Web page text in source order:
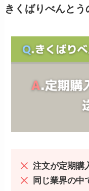
きくばりべんと
注文が定期購
同じ業界の中